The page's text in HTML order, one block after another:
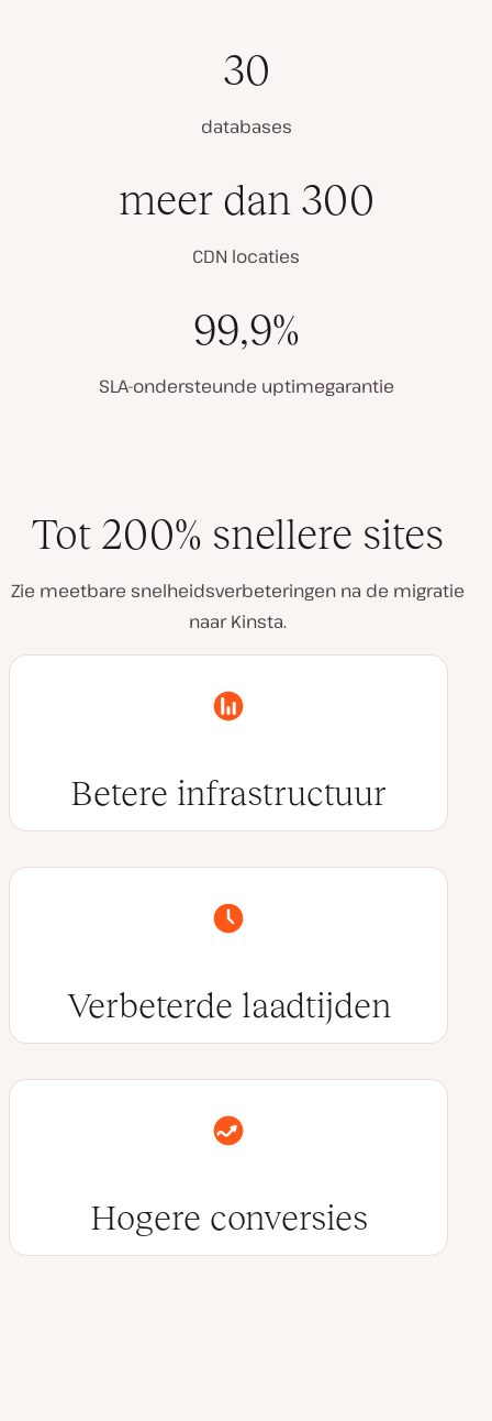
30
databases
meer dan 300
CDN locaties
99,9%
SLA-ondersteunde uptimegarantie
Tot 200% snellere sites
Zie meetbare snelheidsverbeteringen na de migratie
naar Kinsta.
Betere infrastructuur
Verbeterde laadtijden
Hogere conversies